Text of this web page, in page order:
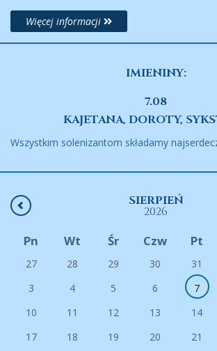
Więcej informacji
IMIENINY:
7.08
KAJETANA, DOROTY,
Wszystkim solenizantom składamy
SIERPIEŃ
2026
Pn Wt Śr Czw Pt
27 28 29 30 31
3
4 5 6 7
10
11 12 13 14
17
18 19 20 21